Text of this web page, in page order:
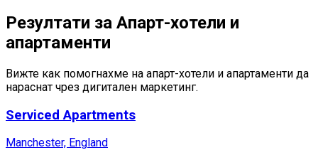
Резултати за Апарт-хотели и
апартаменти
Вижте как помогнахме на апарт-хотели и апартаменти да
нараснат чрез дигитален маркетинг.
Serviced Apartments
Manchester, England